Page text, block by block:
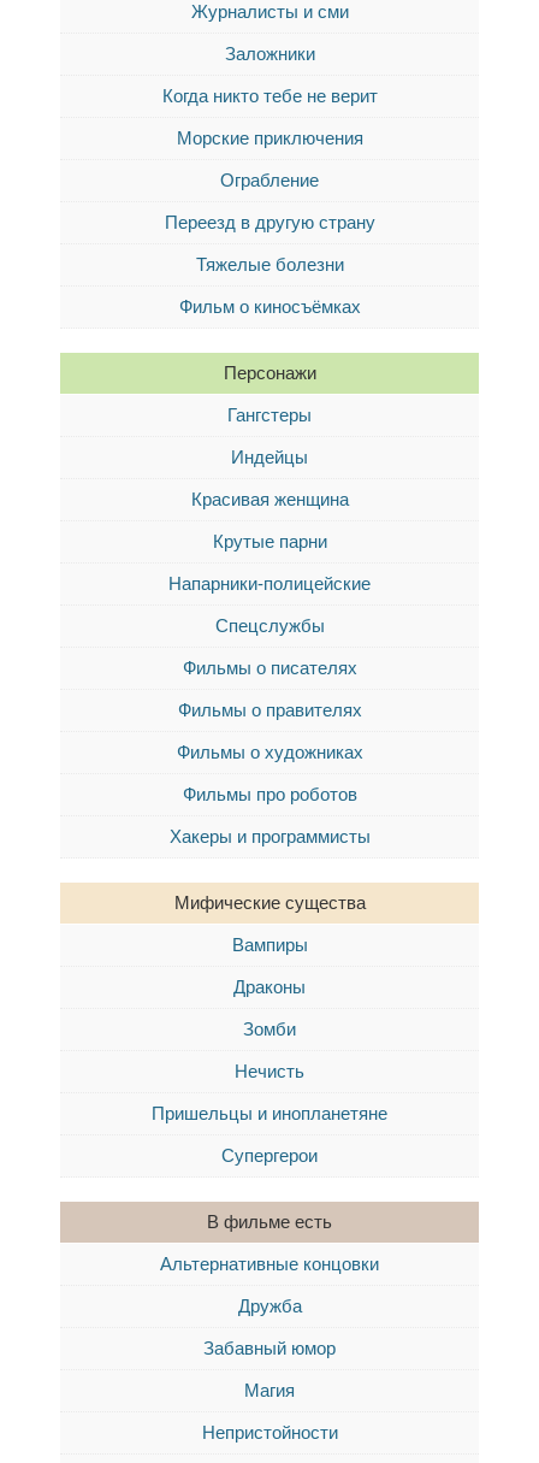
Журналисты и сми
Заложники
Когда никто тебе не верит
Морские приключения
Ограбление
Переезд в другую страну
Тяжелые болезни
Фильм о киносъёмках
Персонажи
Гангстеры
Индейцы
Красивая женщина
Крутые парни
Напарники-полицейские
Спецслужбы
Фильмы о писателях
Фильмы о правителях
Фильмы о художниках
Фильмы про роботов
Хакеры и программисты
Мифические существа
Вампиры
Драконы
Зомби
Нечисть
Пришельцы и инопланетяне
Супергерои
В фильме есть
Альтернативные концовки
Дружба
Забавный юмор
Магия
Непристойности